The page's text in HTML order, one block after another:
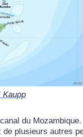
Kaupp
du
plusieurs autres